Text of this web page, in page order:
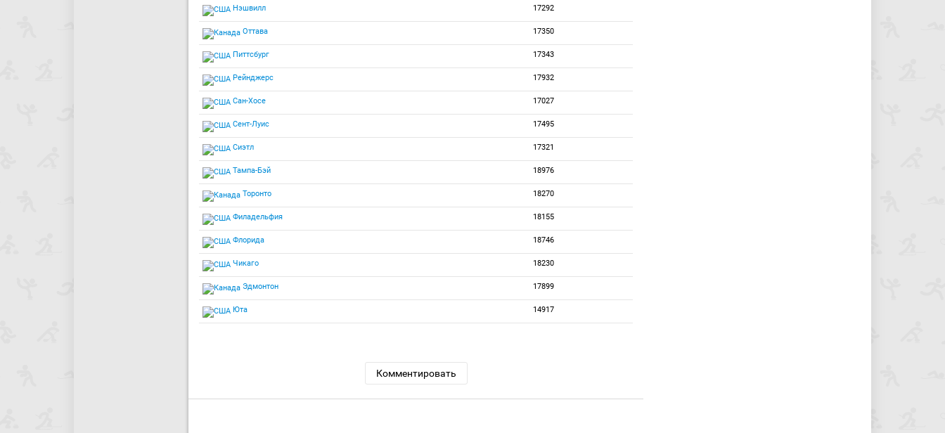
Нэшвилл 17292
Оттава 17350
Питтсбург 17343
Рейнджерс 17932
Сан-Хосе 17027
Сент-Луис 17495
Сиэтл 17321
Тампа-Бэй 18976
Торонто 18270
Филадельфия 18155
Флорида 18746
Чикаго 18230
Эдмонтон 17899
Юта 14917
Комментировать